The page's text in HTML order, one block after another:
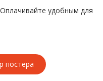
удобным для
постера